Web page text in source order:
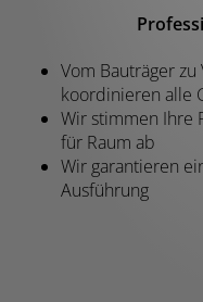
Vom Bauträger
koordinieren alle
Wir stimmen Ihre
für Raum ab
Wir garantieren
Ausführung